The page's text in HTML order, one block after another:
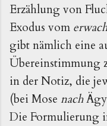
Erzählung von
Exodus vom
gibt nämlich eine
Übereinstimmung
in der Notiz, die
(bei Mose nach
Die Formulierung